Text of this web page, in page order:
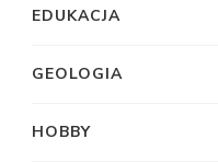
EDUKACJA
GEOLOGIA
HOBBY